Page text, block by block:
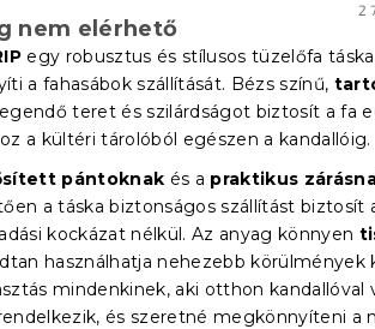
2
nem elérhető
egy robusztus és stílusos tüzelőfa
a fahasábok szállítását. Bézs színű,
teret és szilárdságot biztosít a fa
a kültéri tárolóból egészen a kandallóig.
pántoknak és a praktikus
a táska biztonságos szállítást biztosít
kockázat nélkül. Az anyag könnyen
használhatja nehezebb körülmények
mindenkinek, aki otthon kandallóval
és szeretné megkönnyíteni a